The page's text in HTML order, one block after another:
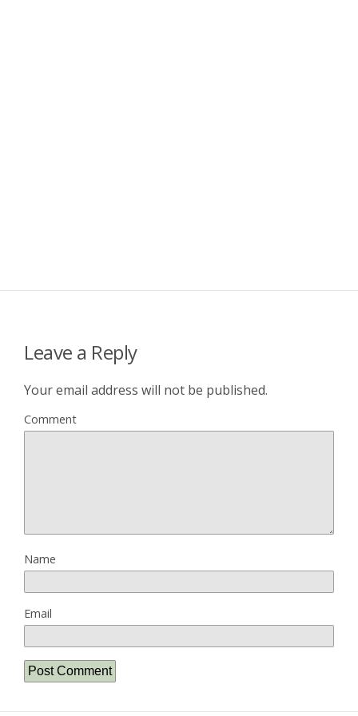
Leave a Reply
Your email address will not be published.
Comment
Name
Email